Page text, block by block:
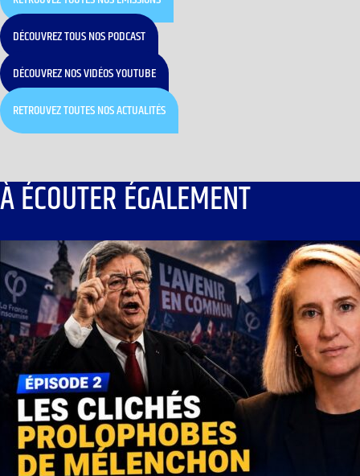
DÉCOUVREZ TOUS NOS PODCAST
DÉCOUVREZ NOS VIDÉOS YOUTUBE
RETROUVEZ TOUTES NOS ACTUALITÉS
À ÉCOUTER ÉGALEMENT